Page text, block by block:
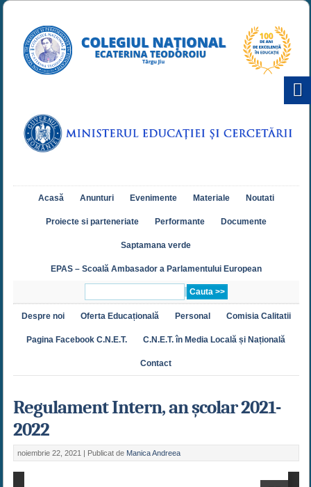
Acasă Anunturi Evenimente Materiale Noutati
Proiecte si parteneriate Performante Documente
Saptamana verde
EPAS – Scoală Ambasador a Parlamentului European
Despre noi Oferta Educațională Personal Comisia Calitatii
Pagina Facebook C.N.E.T. C.N.E.T. în Media Locală și Națională
Contact
Regulament Intern, an școlar 2021-
2022
noiembrie 22, 2021 | Publicat de Manica Andreea